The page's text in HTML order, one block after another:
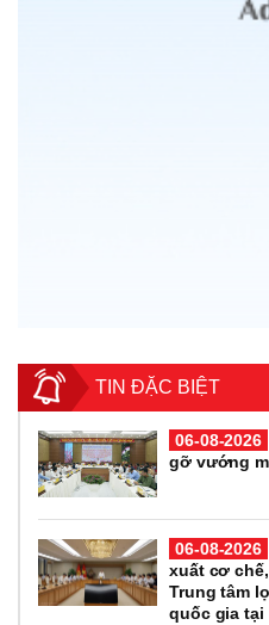
TIN ĐẶC BIỆT
06-08-2026
gỡ vướng
06-08-2026
xuất cơ
Trung tâm
quốc gia tại